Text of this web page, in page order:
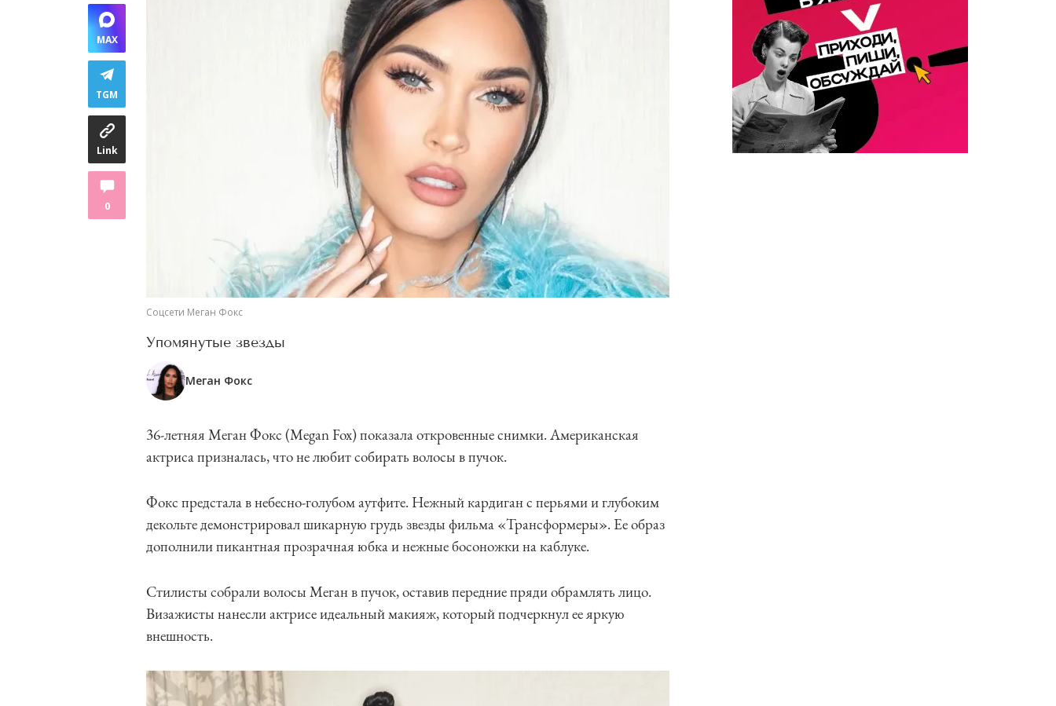
MAX
TGM
Link
0
Соцсети Меган Фокс
Упомянутые звезды
Меган Фокс
36-летняя Меган Фокс (Megan Fox) показала откровенные снимки. Американская
актриса призналась, что не любит собирать волосы в пучок.
Фокс предстала в небесно-голубом аутфите. Нежный кардиган с перьями и глубоким
декольте демонстрировал шикарную грудь звезды фильма «Трансформеры». Ее образ
дополнили пикантная прозрачная юбка и нежные босоножки на каблуке.
Стилисты собрали волосы Меган в пучок, оставив передние пряди обрамлять лицо.
Визажисты нанесли актрисе идеальный макияж, который подчеркнул ее яркую
внешность.